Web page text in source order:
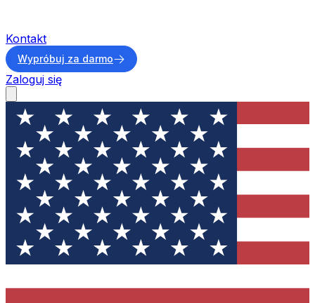
Kontakt
Wypróbuj za darmo
Zaloguj się